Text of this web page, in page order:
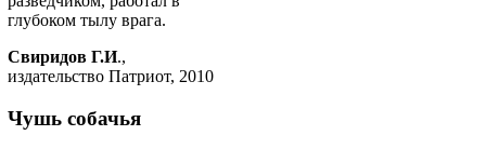
глубоком тылу врага.
Свиридов Г.И.,
издательство Патриот, 2010
Чушь собачья